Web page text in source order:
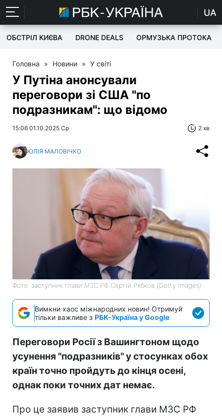
UA
ОБСТРІЛ КИЄВА DRONE DEALS ОРМУЗЬКА ПРОТОКА
Головна » Новини » У світі
У Путіна анонсували
переговори зі США "по
подразникам": що відомо
15:06 01.10.2025 Ср 2 хв
ЮЛІЯ МАЛОВІЧКО
Фото: заступник глави МЗС РФ Сергій Рябков (Getty Images)
Вимкни хаос міжнародних новин! Отримуй
тільки важливе з РБК-Україна у Google
Переговори Росії з Вашингтоном щодо
усунення "подразників" у стосунках обох
країн точно пройдуть до кінця осені,
однак поки точних дат немає.
Про це заявив заступник глави МЗС РФ